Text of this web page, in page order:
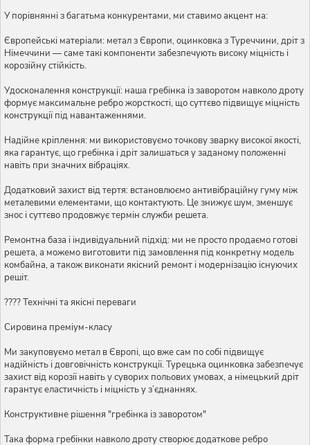
У порівнянні з багатьма конкурентами, ми ставимо акцент на:
Європейські матеріали: метал з Європи, оцинковка з Туреччини, дріт з
Німеччини — саме такі компоненти забезпечують високу міцність і
корозійну стійкість.
Удосконалення конструкції: наша гребінка із заворотом навколо дроту
формує максимальне ребро жорсткості, що суттєво підвищує міцність
конструкції під навантаженнями.
Надійне кріплення: ми використовуємо точкову зварку високої якості,
яка гарантує, що гребінка і дріт залишаться у заданому положенні
навіть при значних вібраціях.
Додатковий захист від тертя: встановлюємо антивібраційну гуму між
металевими елементами, що контактують. Це знижує шум, зменшує
знос і суттєво продовжує термін служби решета.
Ремонтна база і індивідуальний підхід: ми не просто продаємо готові
решета, а можемо виготовити під замовлення під конкретну модель
комбайна, а також виконати якісний ремонт і модернізацію існуючих
решіт.
???? Технічні та якісні переваги
Сировина преміум-класу
Ми закуповуємо метал в Європі, що вже сам по собі підвищує
надійність і довговічність конструкції. Турецька оцинковка забезпечує
захист від корозії навіть у суворих польових умовах, а німецький дріт
гарантує еластичність і міцність у з’єднаннях.
Конструктивне рішення "гребінка із заворотом"
Така форма гребінки навколо дроту створює додаткове ребро